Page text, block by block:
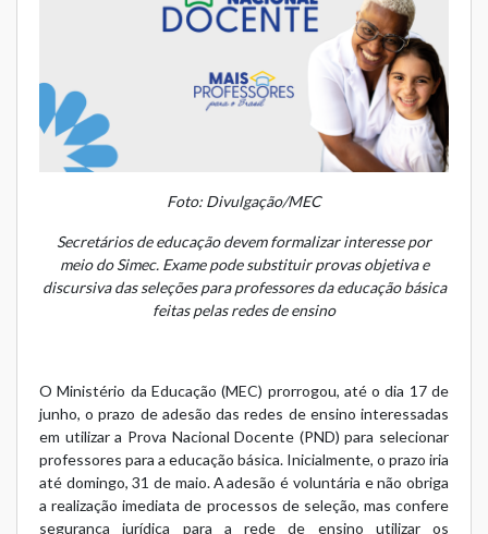
Foto: Divulgação/MEC
Secretários de educação devem formalizar interesse por
meio do Simec. Exame pode substituir provas objetiva e
discursiva das seleções para professores da educação básica
feitas pelas redes de ensino
O Ministério da Educação (MEC) prorrogou, até o dia 17 de
junho, o prazo de adesão das redes de ensino interessadas
em utilizar a Prova Nacional Docente (PND) para selecionar
professores para a educação básica. Inicialmente, o prazo iria
até domingo, 31 de maio. A adesão é voluntária e não obriga
a realização imediata de processos de seleção, mas confere
segurança jurídica para a rede de ensino utilizar os